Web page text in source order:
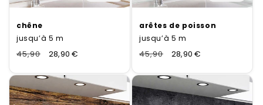
chêne
jusqu’à 5 m
Normaler
45,90 Verkaufspreis
28,90 €
arêtes de poisson
jusqu’à 5 m
Normaler
45,90 Verkaufspreis
28,90 €